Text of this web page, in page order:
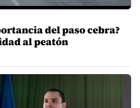
del paso cebra?
al peatón